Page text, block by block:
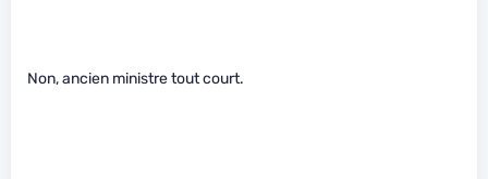
Non, ancien ministre tout court.